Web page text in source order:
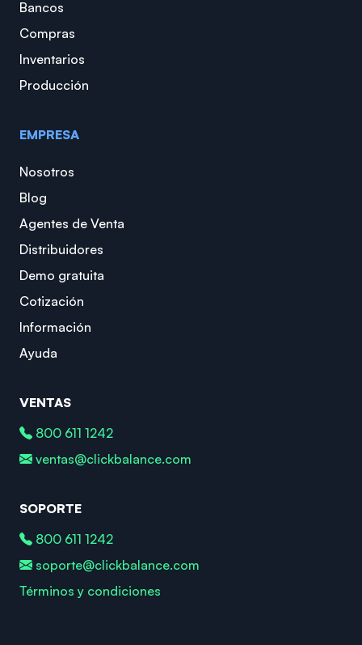
Bancos
Compras
Inventarios
Producción
EMPRESA
Nosotros
Blog
Agentes de Venta
Distribuidores
Demo gratuita
Cotización
Información
Ayuda
VENTAS
800 611 1242
ventas@clickbalance.com
SOPORTE
800 611 1242
soporte@clickbalance.com
Términos y condiciones